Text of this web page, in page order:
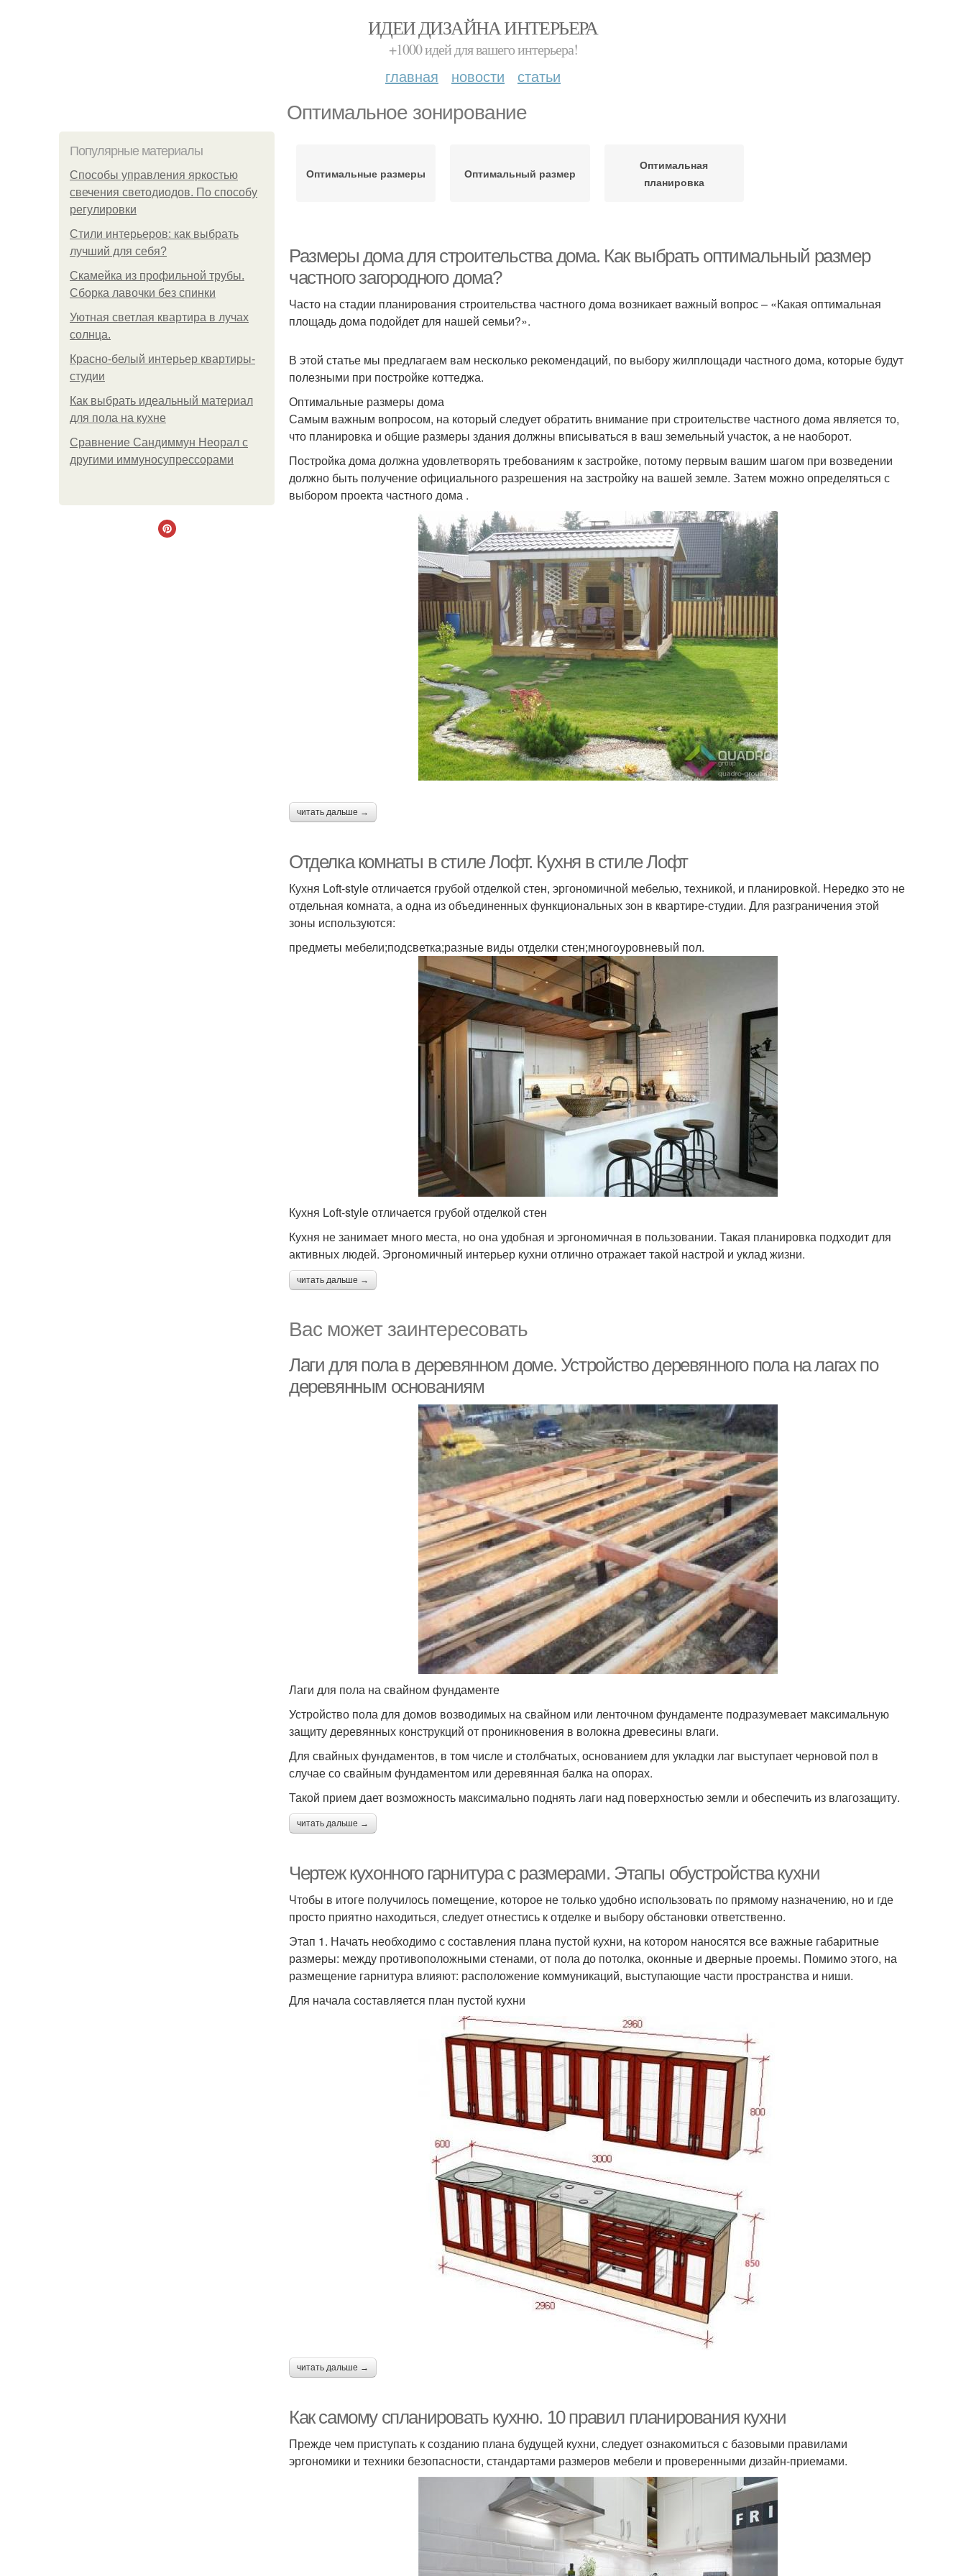
ИДЕИ ДИЗАЙНА ИНТЕРЬЕРА
+1000 идей для вашего интерьера!
главная новости статьи
Оптимальное зонирование
Популярные материалы
Способы управления яркостью
свечения светодиодов. По способу
регулировки
Стили интерьеров: как выбрать
лучший для себя?
Скамейка из профильной трубы.
Сборка лавочки без спинки
Уютная светлая квартира в лучах
солнца.
Красно-белый интерьер квартиры-
студии
Как выбрать идеальный материал
для пола на кухне
Сравнение Сандиммун Неорал с
другими иммуносупрессорами
Оптимальные размеры Оптимальный размер
Оптимальная
планировка
Размеры дома для строительства дома. Как выбрать оптимальный размер
частного загородного дома?
Часто на стадии планирования строительства частного дома возникает важный вопрос – «Какая оптимальная
площадь дома подойдет для нашей семьи?».
В этой статье мы предлагаем вам несколько рекомендаций, по выбору жилплощади частного дома, которые будут
полезными при постройке коттеджа.
Оптимальные размеры дома
Самым важным вопросом, на который следует обратить внимание при строительстве частного дома является то,
что планировка и общие размеры здания должны вписываться в ваш земельный участок, а не наоборот.
Постройка дома должна удовлетворять требованиям к застройке, потому первым вашим шагом при возведении
должно быть получение официального разрешения на застройку на вашей земле. Затем можно определяться с
выбором проекта частного дома .
читать дальше →
Отделка комнаты в стиле Лофт. Кухня в стиле Лофт
Кухня Loft-style отличается грубой отделкой стен, эргономичной мебелью, техникой, и планировкой. Нередко это не
отдельная комната, а одна из объединенных функциональных зон в квартире-студии. Для разграничения этой
зоны используются:
предметы мебели;подсветка;разные виды отделки стен;многоуровневый пол.
Кухня Loft-style отличается грубой отделкой стен
Кухня не занимает много места, но она удобная и эргономичная в пользовании. Такая планировка подходит для
активных людей. Эргономичный интерьер кухни отлично отражает такой настрой и уклад жизни.
читать дальше →
Вас может заинтересовать
Лаги для пола в деревянном доме. Устройство деревянного пола на лагах по
деревянным основаниям
Лаги для пола на свайном фундаменте
Устройство пола для домов возводимых на свайном или ленточном фундаменте подразумевает максимальную
защиту деревянных конструкций от проникновения в волокна древесины влаги.
Для свайных фундаментов, в том числе и столбчатых, основанием для укладки лаг выступает черновой пол в
случае со свайным фундаментом или деревянная балка на опорах.
Такой прием дает возможность максимально поднять лаги над поверхностью земли и обеспечить из влагозащиту.
читать дальше →
Чертеж кухонного гарнитура с размерами. Этапы обустройства кухни
Чтобы в итоге получилось помещение, которое не только удобно использовать по прямому назначению, но и где
просто приятно находиться, следует отнестись к отделке и выбору обстановки ответственно.
Этап 1. Начать необходимо с составления плана пустой кухни, на котором наносятся все важные габаритные
размеры: между противоположными стенами, от пола до потолка, оконные и дверные проемы. Помимо этого, на
размещение гарнитура влияют: расположение коммуникаций, выступающие части пространства и ниши.
Для начала составляется план пустой кухни
читать дальше →
Как самому спланировать кухню. 10 правил планирования кухни
Прежде чем приступать к созданию плана будущей кухни, следует ознакомиться с базовыми правилами
эргономики и техники безопасности, стандартами размеров мебели и проверенными дизайн-приемами.